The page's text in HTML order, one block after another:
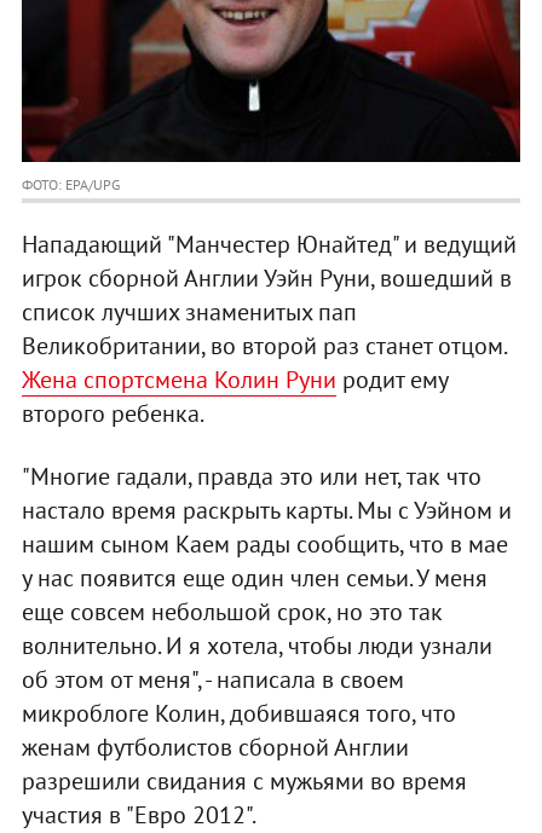
ФОТО: EPA/UPG
Нападающий "Манчестер Юнайтед" и ведущий
игрок сборной Англии Уэйн Руни, вошедший в
список лучших знаменитых пап
Великобритании, во второй раз станет отцом.
Жена спортсмена Колин Руни родит ему
второго ребенка.
"Многие гадали, правда это или нет, так что
настало время раскрыть карты. Мы с Уэйном и
нашим сыном Каем рады сообщить, что в мае
у нас появится еще один член семьи. У меня
еще совсем небольшой срок, но это так
волнительно. И я хотела, чтобы люди узнали
об этом от меня", - написала в своем
микроблоге Колин, добившаяся того, что
женам футболистов сборной Англии
разрешили свидания с мужьями во время
участия в "Евро 2012".